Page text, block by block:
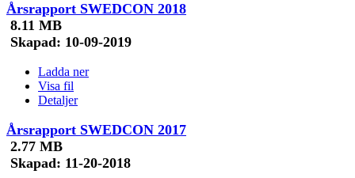
Årsrapport SWEDCON 2018
8.11 MB
Skapad: 10-09-2019
Ladda ner
Visa fil
Detaljer
Årsrapport SWEDCON 2017
2.77 MB
Skapad: 11-20-2018